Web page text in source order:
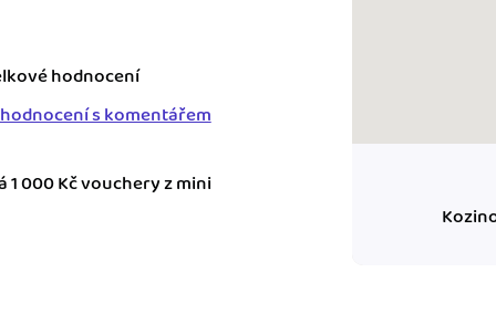
pro finanční
CRM...
hodnocení
hodnocení s komentářem
1 000 Kč vouchery z mini